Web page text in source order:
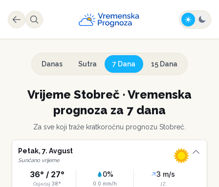
Danas Sutra 7 Dana 15 Dana
Vrijeme Stobreč · Vremenska
prognoza za 7 dana
Za sve koji traže kratkoročnu prognozu Stobreč
Petak, 7. Avgust
Sunčano vrijeme
36° / 27°
Osjećaj 38°
0%
0.0 mm/h
3 m/s
JZ